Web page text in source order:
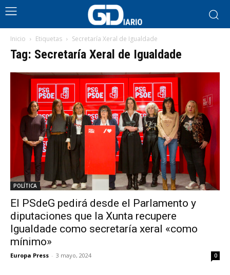
Inicio Etiquetas Secretaría Xeral de Igualdade
Tag: Secretaría Xeral de Igualdade
POLÍTICA
El PSdeG pedirá desde el Parlamento y
diputaciones que la Xunta recupere
Igualdade como secretaría xeral «como
mínimo»
Europa Press - 3 mayo, 2024 0